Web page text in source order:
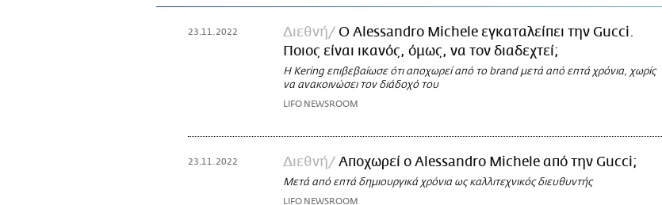
23.11.2022 Διεθνή
Ο Alessandro Michele εγκαταλείπει την Gucci.
Ποιος είναι ικανός, όμως, να τον διαδεχτεί;
Η Kering επιβεβαίωσε ότι αποχωρεί από το brand μετά από επτά χρόνια, χωρίς
να ανακοινώσει τον διάδοχό του
LIFO NEWSROOM
23.11.2022 Διεθνή Αποχωρεί ο Alessandro Michele από την Gucci;
Μετά από επτά δημιουργικά χρόνια ως καλλιτεχνικός διευθυντής
LIFO NEWSROOM